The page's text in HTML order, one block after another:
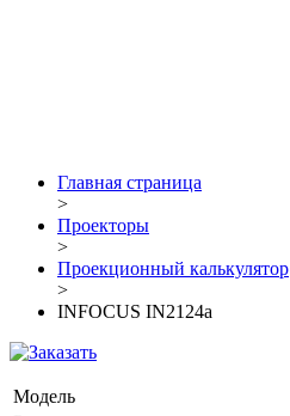
Главная страница
>
Проекторы
>
Проекционный калькулятор
>
INFOCUS IN2124a
Модель